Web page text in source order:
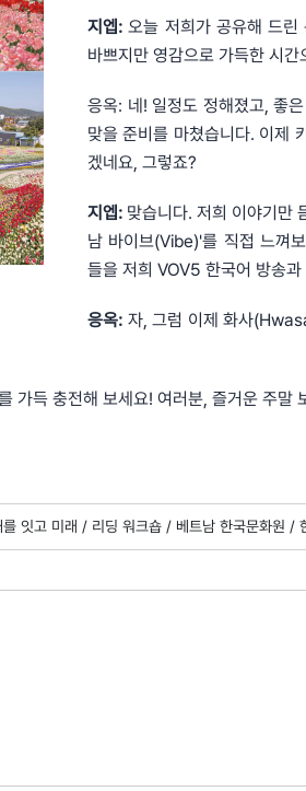
지엡:오늘 저희가 공유해 드
바쁘지만 영감으로 가득한 시
응옥: 네! 일정도 정해졌고, 좋
맞을 준비를 마쳤습니다. 이제
겠네요, 그렇죠?
지엡: 맞습니다. 저희 이야기만
남 바이브(Vibe)'를 직접 느껴
들을 저희 VOV5 한국어 방송
응옥: 자, 그럼 이제 화사
가득 충전해 보세요! 여러분, 즐거운 주말
를 잇고 미래 / 리딩 워크숍 / 베트남 한국문화원 /